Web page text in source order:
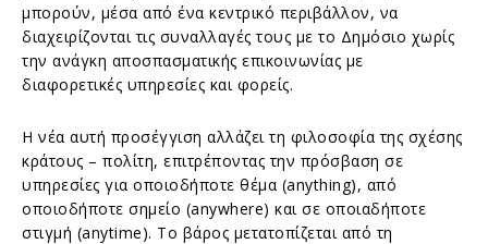
μπορούν, μέσα από ένα κεντρικό περιβάλλον, να
διαχειρίζονται τις συναλλαγές τους με το Δημόσιο χωρίς
την ανάγκη αποσπασματικής επικοινωνίας με
διαφορετικές υπηρεσίες και φορείς.
Η νέα αυτή προσέγγιση αλλάζει τη φιλοσοφία της σχέσης
κράτους – πολίτη, επιτρέποντας την πρόσβαση σε
υπηρεσίες για οποιοδήποτε θέμα (anything), από
οποιοδήποτε σημείο (anywhere) και σε οποιαδήποτε
στιγμή (anytime). Το βάρος μετατοπίζεται από τη